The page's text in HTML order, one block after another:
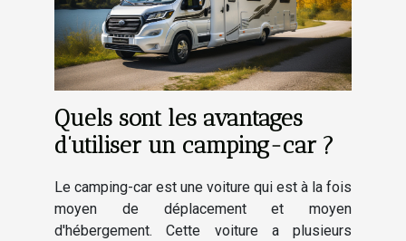
Quels sont les avantages
d’utiliser un camping-car ?
Le camping-car est une voiture qui est à la fois
moyen de déplacement et moyen
d'hébergement. Cette voiture a plusieurs